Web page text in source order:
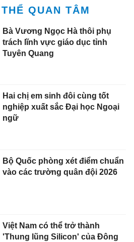
QUAN TÂM
Bà Vương Ngọc Hà thôi phụ
trách lĩnh vực giáo dục tỉnh
Tuyên Quang
Hai chị em sinh đôi cùng tốt
nghiệp xuất sắc Đại học Ngoại
ngữ
Bộ Quốc phòng xét điểm chuẩn
vào các trường quân đội 2026
Việt Nam có thể trở thành
'Thung lũng Silicon' của Đông